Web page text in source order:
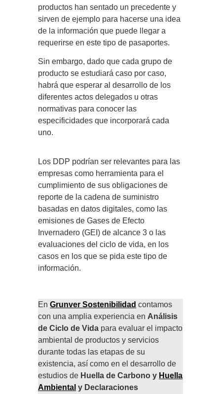
productos han sentado un precedente y
sirven de ejemplo para hacerse una idea
de la información que puede llegar a
requerirse en este tipo de pasaportes.
Sin embargo, dado que cada grupo de
producto se estudiará caso por caso,
habrá que esperar al desarrollo de los
diferentes actos delegados u otras
normativas para conocer las
especificidades que incorporará cada
uno.
Los DDP podrían ser relevantes para las
empresas como herramienta para el
cumplimiento de sus obligaciones de
reporte de la cadena de suministro
basadas en datos digitales, como las
emisiones de Gases de Efecto
Invernadero (GEI) de alcance 3 o las
evaluaciones del ciclo de vida, en los
casos en los que se pida este tipo de
información.
EnGrunver Sostenibilidad contamos
con una amplia experiencia en Análisis
de Ciclo de Vida para evaluar el impacto
ambiental de productos y servicios
durante todas las etapas de su
existencia, así como en el desarrollo de
estudios de Huella de Carbono y Huella
Ambiental y Declaraciones